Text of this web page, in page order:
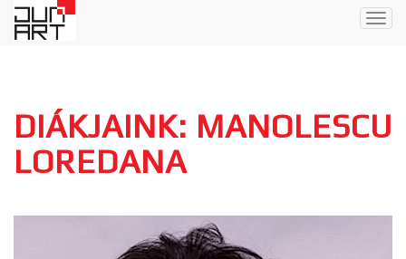
DIÁKJAINK: MANOLESCU
LOREDANA